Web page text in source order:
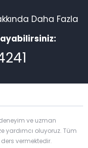
Daha Fazla
ve uzman
yardımcı oluyoruz. Tüm
vermektedir.